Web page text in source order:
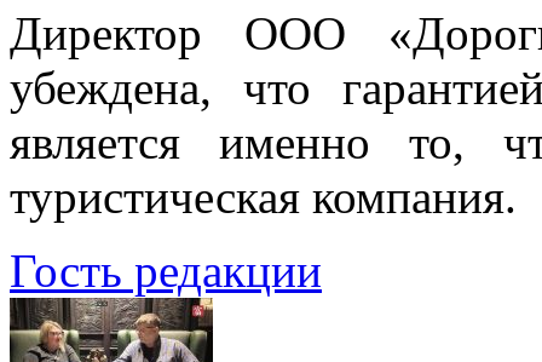
Директор ООО
убеждена, что
является именно то,
туристическая компания.
Гость редакции